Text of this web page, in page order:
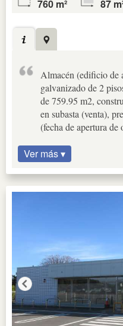
760 m² 87
Almacén (edificio de
galvanizado de 2
de 759.95 m2,
en subasta (venta),
(fecha de apertura de
Ver más ▾